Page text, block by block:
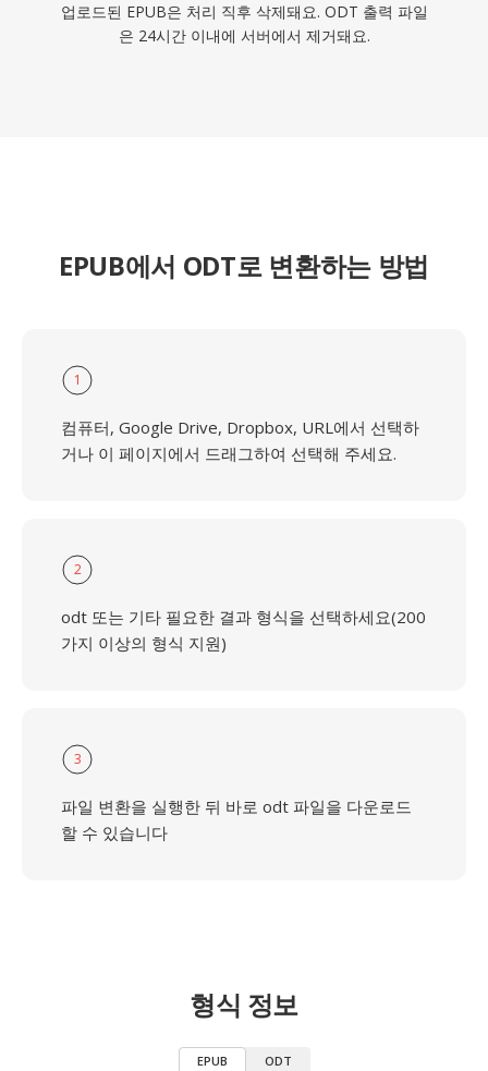
업로드된 EPUB은 처리 직후 삭제돼요. ODT 출력 파일
은 24시간 이내에 서버에서 제거돼요.
EPUB에서 ODT로 변환하는 방법
1
컴퓨터, Google Drive, Dropbox, URL에서 선택하
거나 이 페이지에서 드래그하여 선택해 주세요.
2
odt 또는 기타 필요한 결과 형식을 선택하세요(200
가지 이상의 형식 지원)
3
파일 변환을 실행한 뒤 바로 odt 파일을 다운로드
할 수 있습니다
형식 정보
EPUB ODT